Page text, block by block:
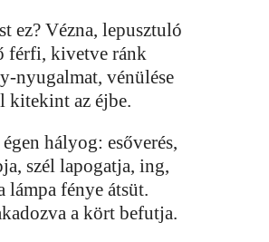
ez? Vézna, lepusztuló
férfi, kivetve ránk
nyugalmat, vénülése
kitekint az éjbe.
hályog: esőverés,
szél lapogatja, ing,
lámpa fénye átsüt.
a kört befutja.